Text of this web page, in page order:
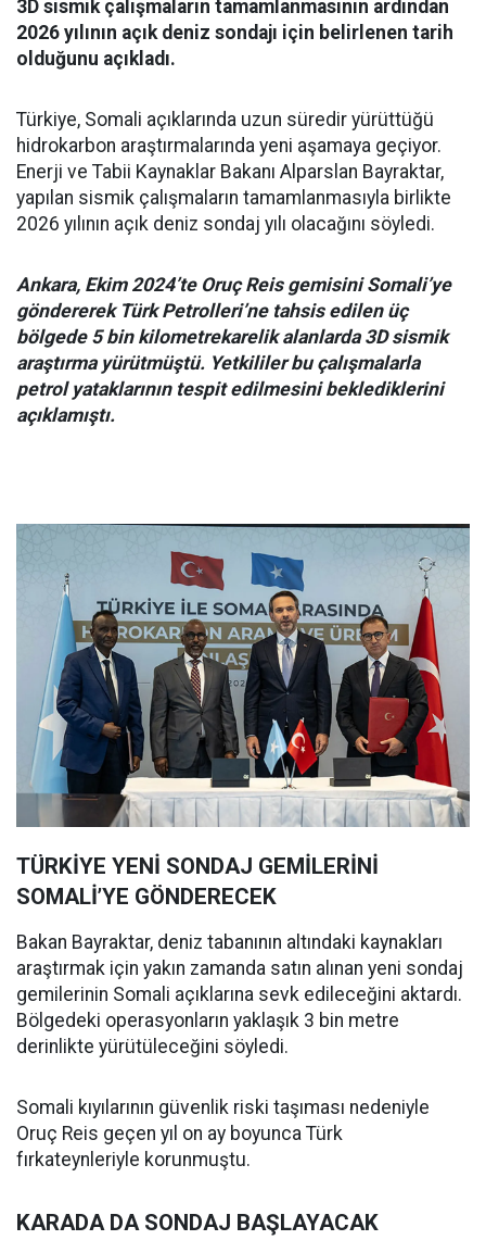
3D sismik çalışmaların tamamlanmasının ardından
2026 yılının açık deniz sondajı için belirlenen tarih
olduğunu açıkladı.
Türkiye, Somali açıklarında uzun süredir yürüttüğü
hidrokarbon araştırmalarında yeni aşamaya geçiyor.
Enerji ve Tabii Kaynaklar Bakanı Alparslan Bayraktar,
yapılan sismik çalışmaların tamamlanmasıyla birlikte
2026 yılının açık deniz sondaj yılı olacağını söyledi.
Ankara, Ekim 2024’te Oruç Reis gemisini Somali’ye
göndererek Türk Petrolleri’ne tahsis edilen üç
bölgede 5 bin kilometrekarelik alanlarda 3D sismik
araştırma yürütmüştü. Yetkililer bu çalışmalarla
petrol yataklarının tespit edilmesini beklediklerini
açıklamıştı.
TÜRKİYE YENİ SONDAJ GEMİLERİNİ
SOMALİ’YE GÖNDERECEK
Bakan Bayraktar, deniz tabanının altındaki kaynakları
araştırmak için yakın zamanda satın alınan yeni sondaj
gemilerinin Somali açıklarına sevk edileceğini aktardı.
Bölgedeki operasyonların yaklaşık 3 bin metre
derinlikte yürütüleceğini söyledi.
Somali kıyılarının güvenlik riski taşıması nedeniyle
Oruç Reis geçen yıl on ay boyunca Türk
fırkateynleriyle korunmuştu.
KARADA DA SONDAJ BAŞLAYACAK